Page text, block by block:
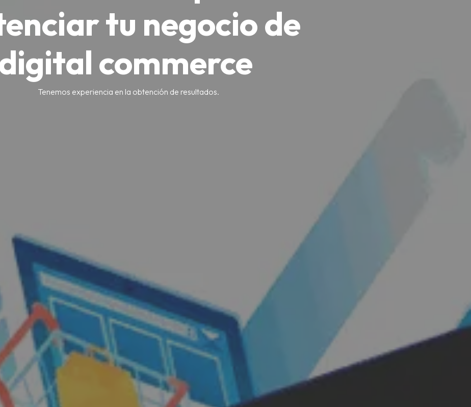
tu negocio de
commerce
Tenemos experiencia en la obtención de resultados.